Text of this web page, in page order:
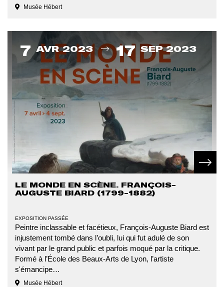
Musée Hébert
Du
7 AVR 2023 17 SEP 2023
En
LE MONDE EN SCÈNE. FRANÇOIS-
AUGUSTE BIARD (1799-1882)
TYPE
D'ÉVÉNEMENT
EXPOSITION PASSÉE
Peintre inclassable et facétieux, François-Auguste Biard est
injustement tombé dans l’oubli, lui qui fut adulé de son
vivant par le grand public et parfois moqué par la critique.
Formé à l’École des Beaux-Arts de Lyon, l’artiste
s'émancipe…
Musée Hébert